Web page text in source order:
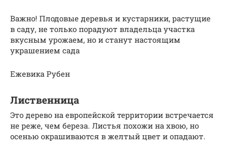
Важно! Плодовые деревья и кустарники, растущие
в саду, не только порадуют владельца участка
вкусным урожаем, но и станут настоящим
украшением сада
Ежевика Рубен
Лиственница
Это дерево на европейской территории встречается
не реже, чем береза. Листья похожи на хвою, но
осенью окрашиваются в желтый цвет и опадают.